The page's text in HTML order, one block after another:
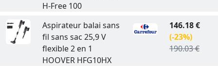
H-Free 100
Aspirateur balai sans
fil sans sac 25,9 V
flexible 2 en 1
HOOVER HFG10HX
146.18 €
(-23%)
190.03 €